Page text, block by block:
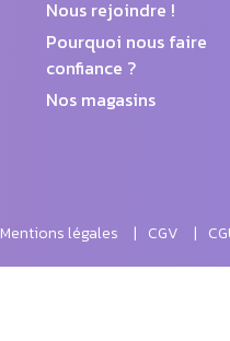
Nous rejoindre !
Pourquoi nous faire
confiance ?
Nos magasins
Mentions légales CGV